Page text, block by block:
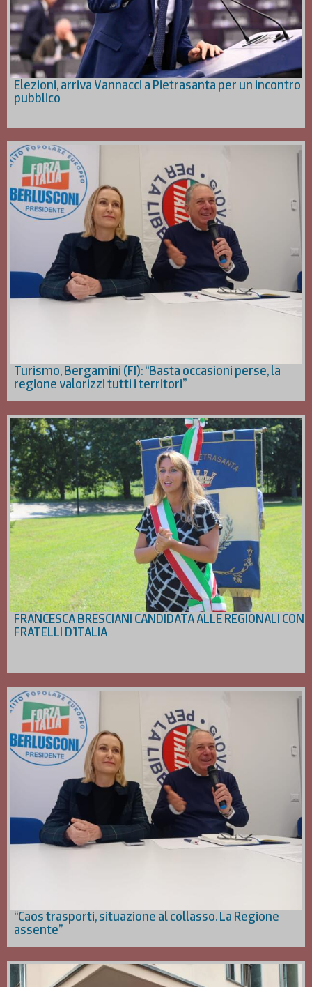
Elezioni, arriva Vannacci a Pietrasanta per un incontro
pubblico
Turismo, Bergamini (FI): “Basta occasioni perse, la
regione valorizzi tutti i territori”
FRANCESCA BRESCIANI CANDIDATA ALLE REGIONALI CON
FRATELLI D’ITALIA
“Caos trasporti, situazione al collasso. La Regione
assente”